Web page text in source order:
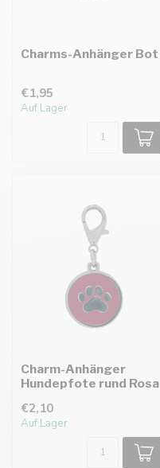
Charms-Anhänger Bot
€1,95
Auf Lager
Charm-Anhänger
Hundepfote rund Rosa
€2,10
Auf Lager